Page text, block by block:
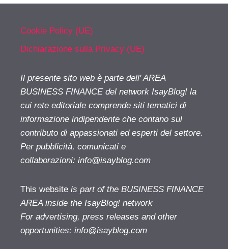
Cookie Policy (UE)
Dichiarazione sulla Privacy (UE)
Il presente sito web è parte dell' AREA
BUSINESS FINANCE del network IsayBlog! la
cui rete editoriale comprende siti tematici di
informazione indipendente che contano sul
contributo di appassionati ed esperti del settore.
Per pubblicità, comunicati e
collaborazioni: info@isayblog.com
This website is part of the BUSINESS FINANCE
AREA inside the IsayBlog! network
For advertising, press releases and other
opportunities: info@isayblog.com